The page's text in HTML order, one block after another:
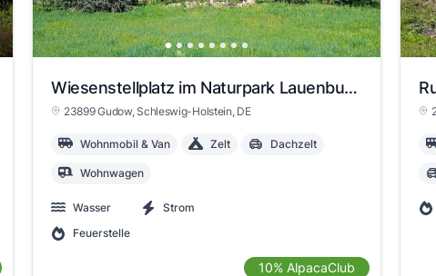
Wiesenstellplatz im Naturpark Lauenburgische Seen
23899 Gudow, Schleswig-Holstein, DE
Wohnmobil & Van Zelt Dachzelt
Wohnwagen
Wasser
Strom
Feuerstelle
10% AlpacaClub
View slide 1
View slide 2
View slide 3
View slide 4
View slide 5
View slide 6 ViewView
View